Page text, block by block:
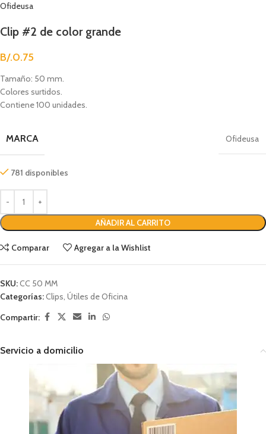
Ofideusa
Clip #2 de color grande
B/.0.75
Tamaño: 50 mm.
Colores surtidos.
Contiene 100 unidades.
MARCA Ofideusa
781 disponibles
AÑADIR AL CARRITO
Comparar Agregar a la Wishlist
SKU:CC 50 MM
Categorías:Clips, Útiles de Oficina
Compartir:
Servicio a domicilio